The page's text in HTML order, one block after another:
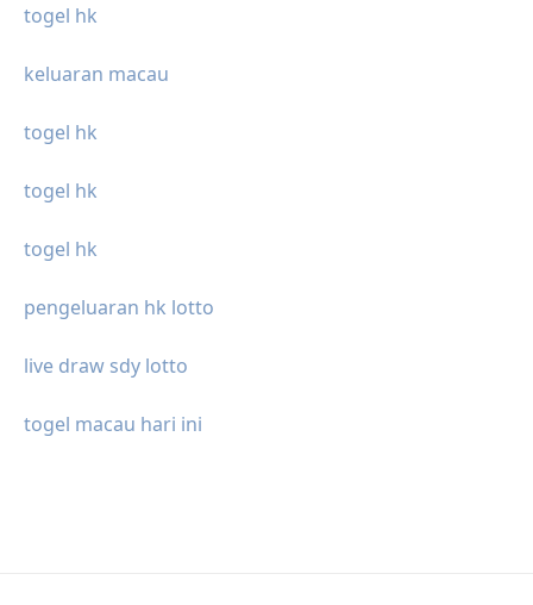
togel hk
keluaran macau
togel hk
togel hk
togel hk
pengeluaran hk lotto
live draw sdy lotto
togel macau hari ini